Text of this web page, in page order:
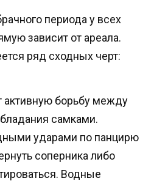
периода у всех
зависит от ареала.
ряд сходных черт:
борьбу между
самками.
ударами по панцирю
соперника либо
Водные